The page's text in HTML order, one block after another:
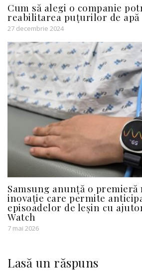
Cum să alegi o companie
reabilitarea puțurilor de apă
27 decembrie 2024
Samsung anunță o premieră
inovație care permite
episoadelor de leșin cu
Watch
7 mai 2026
Lasă un răspuns